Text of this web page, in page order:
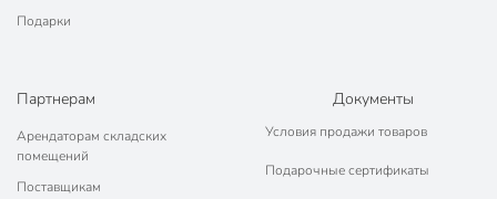
Подарки
Партнерам
Арендаторам складских
помещений
Поставщикам
Документы
Условия продажи товаров
Подарочные сертификаты